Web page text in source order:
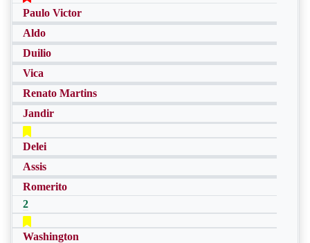
Paulo Victor
Aldo
Duilio
Vica
Renato Martins
Jandir
Delei
Assis
Romerito
2
Washington